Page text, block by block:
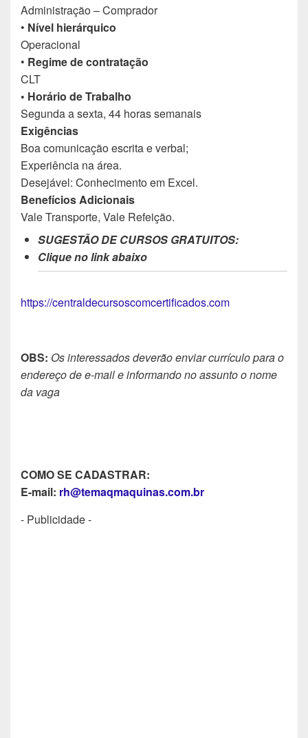
Administração – Comprador
• Nível hierárquico
Operacional
• Regime de contratação
CLT
• Horário de Trabalho
Segunda a sexta, 44 horas semanais
Exigências
Boa comunicação escrita e verbal;
Experiência na área.
Desejável: Conhecimento em Excel.
Benefícios Adicionais
Vale Transporte, Vale Refeição.
SUGESTÃO DE CURSOS GRATUITOS:
Clique no link abaixo
https://centraldecursoscomcertificados.com
OBS: Os interessados deverão enviar currículo para o
endereço de e-mail e informando no assunto o nome
da vaga
COMO SE CADASTRAR:
E-mail: rh@temaqmaquinas.com.br
- Publicidade -